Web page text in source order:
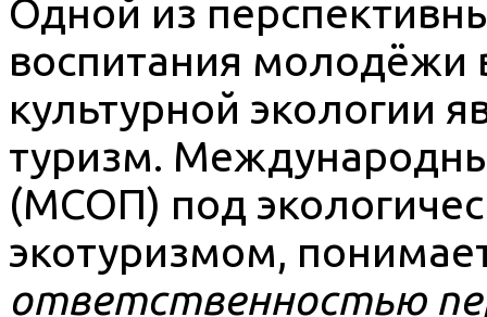
Одной из
воспитания молодёжи
культурной экологии
туризм.
(МСОП) под
экотуризмом,
ответственностью